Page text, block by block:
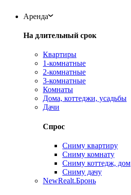
Аренда
На длительный срок
Квартиры
1-комнатные
2-комнатные
3-комнатные
Комнаты
Дома, коттеджи, усадьбы
Дачи
Спрос
Сниму квартиру
Сниму комнату
Сниму коттедж, дом
Сниму дачу
NewRealt.Бронь